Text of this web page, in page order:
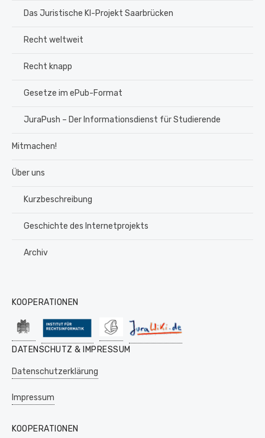
Das Juristische KI-Projekt Saarbrücken
Recht weltweit
Recht knapp
Gesetze im ePub-Format
JuraPush – Der Informationsdienst für Studierende
Mitmachen!
Über uns
Kurzbeschreibung
Geschichte des Internetprojekts
Archiv
KOOPERATIONEN
DATENSCHUTZ & IMPRESSUM
Datenschutzerklärung
Impressum
KOOPERATIONEN